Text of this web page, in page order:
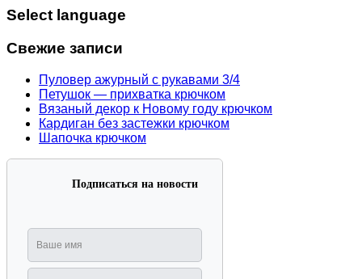
Select language
Свежие записи
Пуловер ажурный с рукавами 3/4
Петушок — прихватка крючком
Вязаный декор к Новому году крючком
Кардиган без застежки крючком
Шапочка крючком
Подписаться на новости